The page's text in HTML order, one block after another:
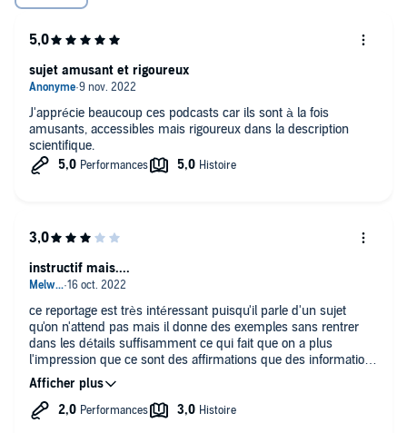
J'apprécie beaucoup ces podcasts car ils sont à la fois
amusants, accessibles mais rigoureux dans la description
scientifique.
sujet amusant et rigoureux
ce reportage est très intéressant puisqu'il parle d'un sujet
qu'on n'attend pas mais il donne des exemples sans rentrer
dans les détails suffisamment ce qui fait que on a plus
l'impression que ce sont des affirmations que des informations
scientifiques et ça c'est dommage
par contre j'ai essayé de lire Epsilon et malheureusement j'ai
instructif mais....